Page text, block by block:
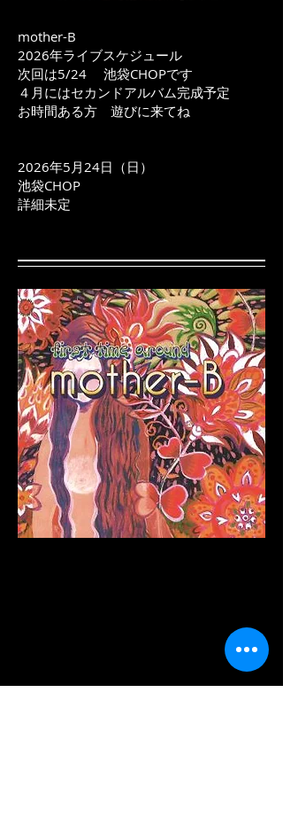
mother-B
2026年ライブスケジュール
次回は5/24 池袋CHOPです
４月にはセカンドアルバム完成予定
お時間ある方 遊びに来てね
2026年5月24日（日）
池袋CHOP
詳細未定